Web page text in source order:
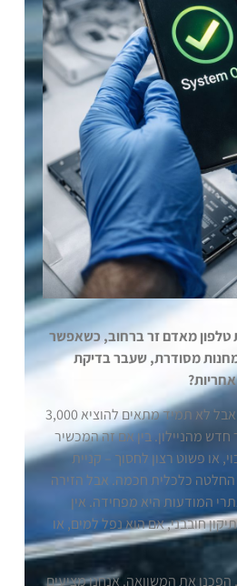
טלפון מאדם זר ברחוב, כשאפשר
מחנות מסודרת, שעבר בדיקת
כולנו אוהבים להתחדש, אבל לא תמיד מתאים להוציא 3,000
חדש מהניילון. בין אם זה המכשיר
או פשוט רצון לחסוך – קניית
החלטה כלכלית חכמה. אבל הזירה
באתרי המודעות היא מפחידה. אין
חובבני, אם הוא נפל למים, או
את המשוואה. אנחנו מציעים